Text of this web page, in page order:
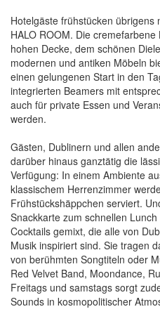
Hotelgäste frühstücken
HALO ROOM. Die
hohen Decke, dem schönen
modernen und antiken Möbeln
einen gelungenen Start in den
integrierten Beamers mit
auch für private Essen und
werden.
Gästen, Dublinern und allen
darüber hinaus ganztätig die
Verfügung: In einem Ambiente
klassischem Herrenzimmer
Frühstückshäppchen serviert.
Snackkarte zum schnellen
Cocktails gemixt, die alle von
Musik inspiriert sind. Sie tragen
von berühmten Songtiteln oder
Red Velvet Band, Moondance,
Freitags und samstags sorgt
Sounds in kosmopolitischer